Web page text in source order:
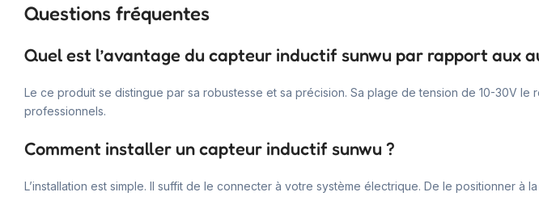
Questions fréquentes
Quel est l’avantage du capteur inductif sunwu par rapport aux
Le ce produit se distingue par sa robustesse et sa précision. Sa plage de tension de 10-30V
professionnels.
Comment installer un capteur inductif sunwu ?
L’installation est simple. Il suffit de le connecter à votre système électrique. De le positionner à